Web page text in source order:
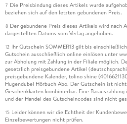
7 Die Preisbindung dieses Artikels wurde
beziehen sich auf den letzten gebundenen Preis.
8 Der gebundene Preis dieses Artikels wird nach
dargestellten Datums vom Verlag angehoben.
12 Ihr Gutschein SOMMER13 gilt bis
Gutschein ausschließlich online einlösen unter
zur Abholung mit Zahlung in der Filiale möglich.
gesetzlich preisgebundene Artikel
preisgebundene Kalender, tolino shine
Hugendubel Hörbuch Abo. Der Gutschein ist
Geschenkkarten kombinierbar. Eine
und der Handel des Gutscheincodes sind nicht
15 Leider können wir die Echtheit der
Einzelbewertungen nicht prüfen.